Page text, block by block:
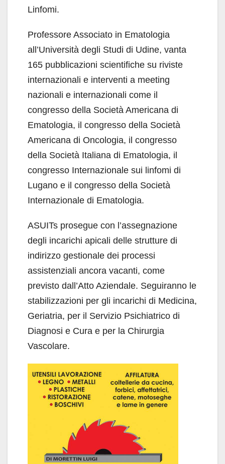
Linfomi.
Professore Associato in Ematologia
all’Università degli Studi di Udine, vanta
165 pubblicazioni scientifiche su riviste
internazionali e interventi a meeting
nazionali e internazionali come il
congresso della Società Americana di
Ematologia, il congresso della Società
Americana di Oncologia, il congresso
della Società Italiana di Ematologia, il
congresso Internazionale sui linfomi di
Lugano e il congresso della Società
Internazionale di Ematologia.
ASUITs prosegue con l’assegnazione
degli incarichi apicali delle strutture di
indirizzo gestionale dei processi
assistenziali ancora vacanti, come
previsto dall’Atto Aziendale. Seguiranno le
stabilizzazioni per gli incarichi di Medicina,
Geriatria, per il Servizio Psichiatrico di
Diagnosi e Cura e per la Chirurgia
Vascolare.